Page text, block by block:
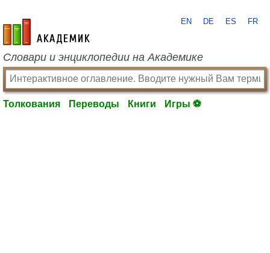
academic.ru
EN DE ES FR
Словари и энциклопедии на Академике
Толкования Переводы Книги Игры ⚽